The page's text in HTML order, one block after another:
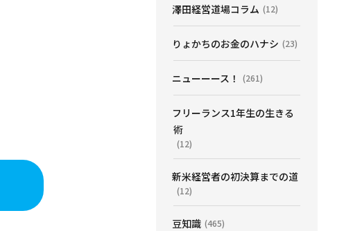
澤田経営道場コラム (12)
りょかちのお金のハナシ (23)
ニューーース！ (261)
フリーランス1年生の生きる
術
(12)
新米経営者の初決算までの道
(12)
豆知識 (465)